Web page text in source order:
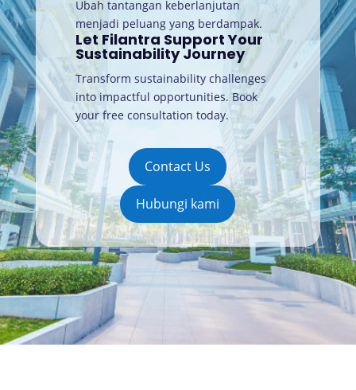
Ubah tantangan keberlanjutan
menjadi peluang yang berdampak.
Let Filantra Support Your
Sustainability Journey
Transform sustainability challenges
into impactful opportunities. Book
your free consultation today.
Contact Us
Hubungi kami